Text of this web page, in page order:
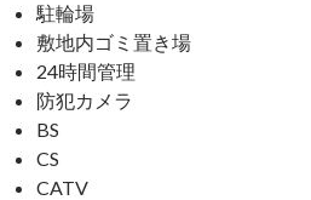
駐輪場
敷地内ゴミ置き場
24時間管理
防犯カメラ
BS
CS
CATV